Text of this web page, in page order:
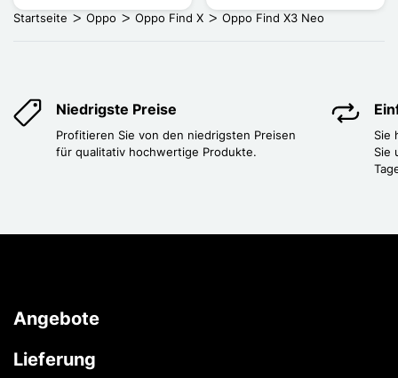
Startseite Oppo Oppo Find X Oppo Find X3 Neo
Niedrigste Preise
Profitieren Sie von den niedrigsten Preisen
für qualitativ hochwertige Produkte.
Sie
Sie
Angebote
Lieferung